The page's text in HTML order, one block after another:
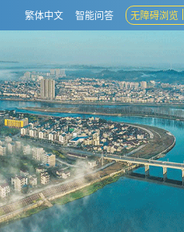
繁体中文 智能问答 无障碍浏览